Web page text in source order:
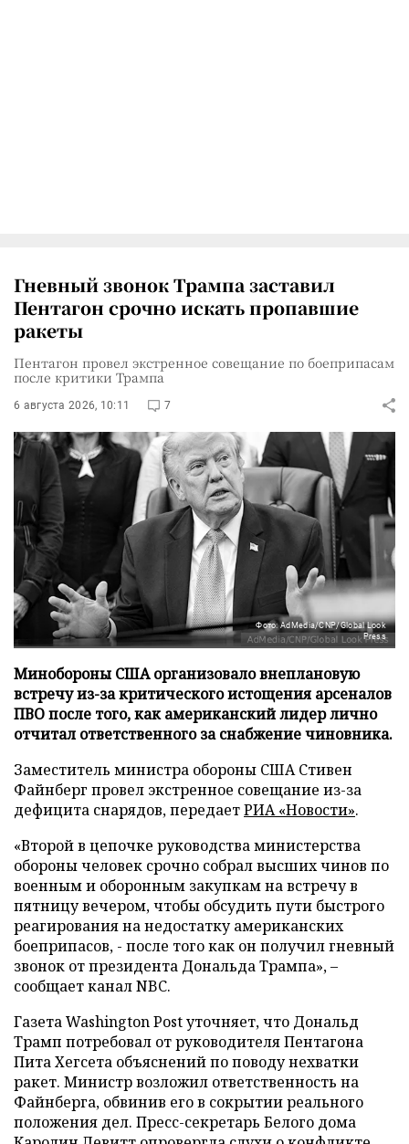
Гневный звонок Трампа заставил
Пентагон срочно искать пропавшие
ракеты
Пентагон провел экстренное совещание по боеприпасам
после критики Трампа
6 августа 2026, 10:11 7
Фото: AdMedia/CNP/Global Look
Press
Минобороны США организовало внеплановую
встречу из-за критического истощения арсеналов
ПВО после того, как американский лидер лично
отчитал ответственного за снабжение чиновника.
Заместитель министра обороны США Стивен
Файнберг провел экстренное совещание из-за
дефицита снарядов, передаетРИА «Новости».
«Второй в цепочке руководства министерства
обороны человек срочно собрал высших чинов по
военным и оборонным закупкам на встречу в
пятницу вечером, чтобы обсудить пути быстрого
реагирования на недостатку американских
боеприпасов, - после того как он получил гневный
звонок от президента Дональда Трампа», –
сообщает канал NBC.
Газета Washington Post уточняет, что Дональд
Трамп потребовал от руководителя Пентагона
Пита Хегсета объяснений по поводу нехватки
ракет. Министр возложил ответственность на
Файнберга, обвинив его в сокрытии реального
положения дел. Пресс-секретарь Белого дома